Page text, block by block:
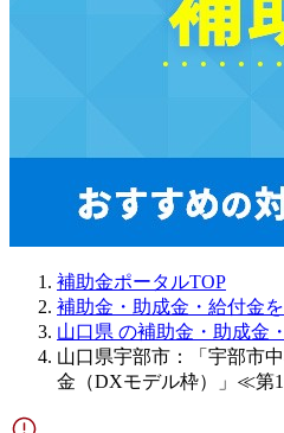
補助金ポータルTOP
補助金・助成金・給付金
山口県 の補助金・助成金
山口県宇部市：「宇部市
金（DXモデル枠）」≪第